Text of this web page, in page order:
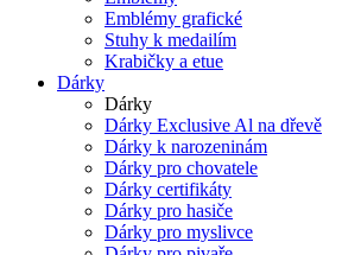
Emblémy grafické
Stuhy k medailím
Krabičky a etue
Dárky
Dárky
Dárky Exclusive Al na dřevě
Dárky k narozeninám
Dárky pro chovatele
Dárky certifikáty
Dárky pro hasiče
Dárky pro myslivce